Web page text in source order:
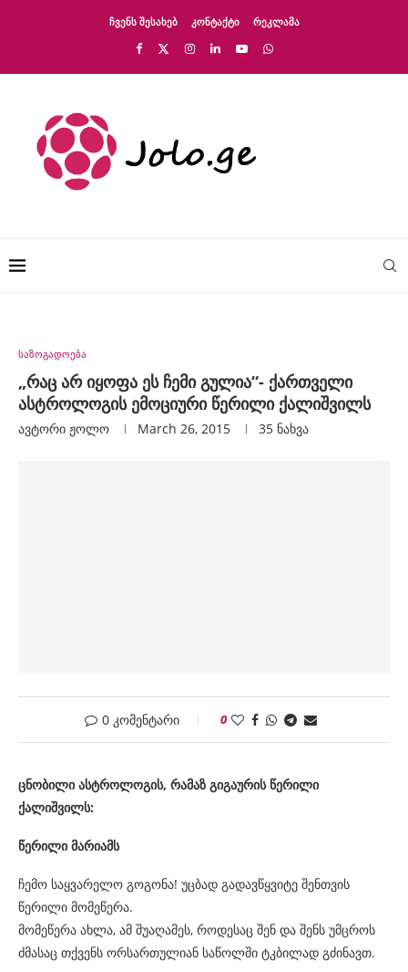
ᲩᲕᲔᲜᲡ ᲨᲔᲡᲐᲮᲔᲑ ᲙᲝᲜᲢᲐᲥᲢᲘ ᲠᲔᲙᲚᲐᲛᲐ
საზოგადოება
„რაც არ იყოფა ეს ჩემი გულია“- ქართველი
ასტროლოგის ემოციური წერილი ქალიშვილს
ავტორი Ჟოლო March 26, 2015 35 ნახვა
0 კომენტარი 0
ცნობილი ასტროლოგის, რამაზ გიგაურის წერილი
ქალიშვილს:
წერილი მარიამს
ჩემო საყვარელო გოგონა! უცბად გადავწყვიტე შენთვის
წერილი მომეწერა.
მომეწერა ახლა, ამ შუაღამეს, როდესაც შენ და შენს უმცროს
ძმასაც თქვენს ორსართულიან საწოლში ტკბილად გძინავთ.